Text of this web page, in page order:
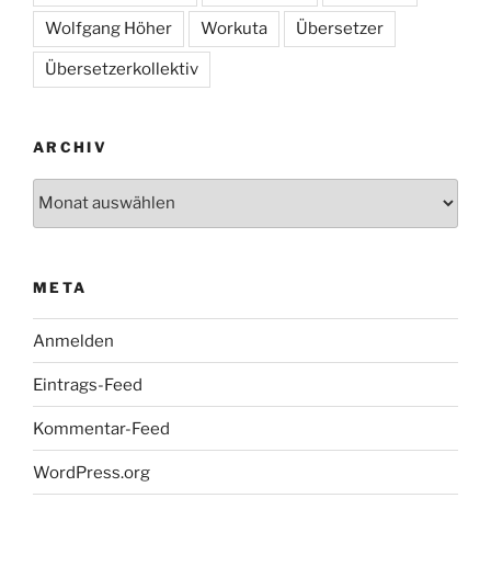
Wolfgang Höher Workuta Übersetzer
Übersetzerkollektiv
ARCHIV
META
Anmelden
Eintrags-Feed
Kommentar-Feed
WordPress.org